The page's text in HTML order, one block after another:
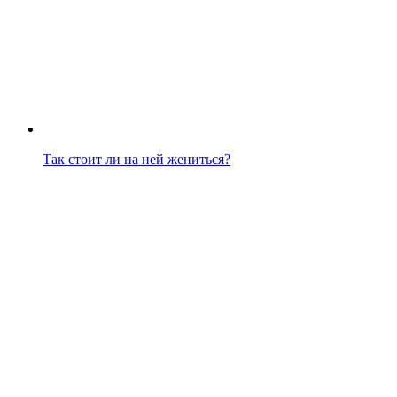
Так стоит ли на ней жениться?